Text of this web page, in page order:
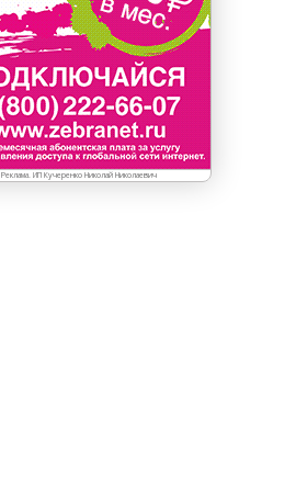
Реклама. ИП Кучеренко Николай Николаевич